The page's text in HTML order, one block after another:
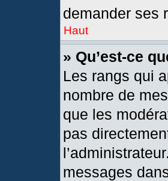
demander ses
Haut
» Qu’est-ce
Les rangs qui
nombre de
que les
pas
messages